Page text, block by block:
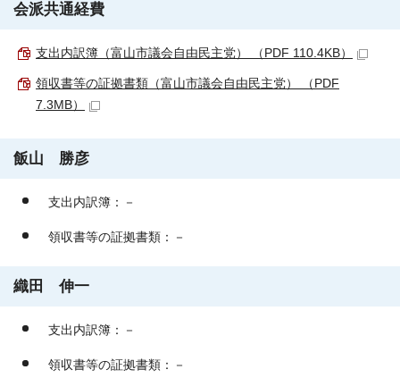
会派共通経費
支出内訳簿（富山市議会自由民主党） （PDF 110.4KB）
領収書等の証拠書類（富山市議会自由民主党） （PDF
7.3MB）
飯山 勝彦
支出内訳簿：－
領収書等の証拠書類：－
織田 伸一
支出内訳簿：－
領収書等の証拠書類：－